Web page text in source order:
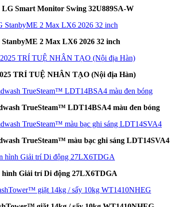
Smart Monitor Swing 32U889SA-W
2 Max LX6 2026 32 inch
TRÍ TUỆ NHÂN TẠO (Nội địa Hàn)
TrueSteam™ LDT14BSA4 màu đen bóng
TrueSteam™ màu bạc ghi sáng LDT14SVA4
Giải trí Di động 27LX6TDGA